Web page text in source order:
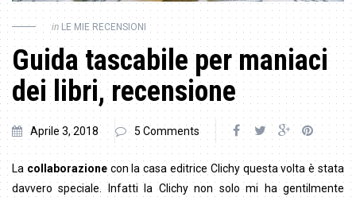
in LE MIE RECENSIONI
Guida tascabile per maniaci
dei libri, recensione
Aprile 3, 2018 5 Comments
La collaborazionecon la casa editrice Clichy questa volta è stata
davvero speciale. Infatti la Clichy non solo mi ha gentilmente